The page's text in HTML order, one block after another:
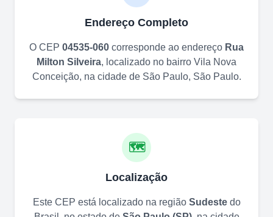
Endereço Completo
O CEP 04535-060 corresponde ao endereço Rua
Milton Silveira, localizado no bairro Vila Nova
Conceição, na cidade de São Paulo, São Paulo.
🗺️
Localização
Este CEP está localizado na região Sudestedo